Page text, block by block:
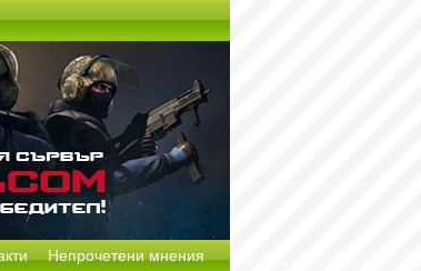
Непрочетени мнения